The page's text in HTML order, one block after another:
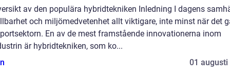
av den populära hybridtekniken Inledning I dagens
och miljömedvetenhet allt viktigare, inte minst när det
En av de mest framstående innovationerna inom
är hybridtekniken, som ko...
01 augusti